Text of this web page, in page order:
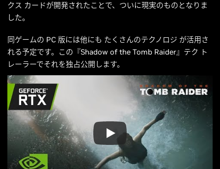
クス カードが開発されたことで、ついに現実のものとなりま
した。
同ゲームの PC 版には他にも たくさんのテクノロジ が活用さ
れる予定です。この『Shadow of the Tomb Raider』テク ト
レーラーでそれを独占公開します。